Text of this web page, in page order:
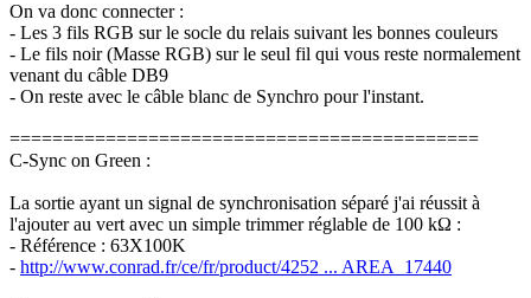
On va donc connecter :
- Les 3 fils RGB sur le socle du relais suivant les bonnes couleurs
- Le fils noir (Masse RGB) sur le seul fil qui vous reste normalement
venant du câble DB9
- On reste avec le câble blanc de Synchro pour l'instant.
============================================
C-Sync on Green :
La sortie ayant un signal de synchronisation séparé j'ai réussit à
l'ajouter au vert avec un simple trimmer réglable de 100 kΩ :
- Référence : 63X100K
- http://www.conrad.fr/ce/fr/product/4252 ... AREA_17440